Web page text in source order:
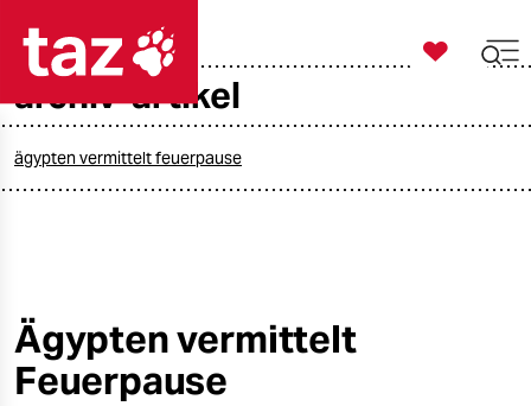
taz zahl ich
öko
gesellschaft

taz zahl ich
archiv-artikel
ägypten vermittelt feuerpause
Ägypten vermittelt
Feuerpause